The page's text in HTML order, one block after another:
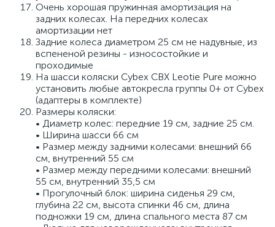
Очень хорошая пружинная амортизация на
задних колесах. На передних колесах
амортизации нет
Задние колеса диаметром 25 см не надувные, из
вспененой резины - износостойкие и
проходимые
На шасси коляски Cybex CBX Leotie Pure можно
установить любые автокресла группы 0+ от Cybex
(адаптеры в комплекте)
Размеры коляски:
• Диаметр колес: передние 19 см, задние 25 см.
• Ширина шасси 66 см
• Размер между задними колесами: внешний 66
см, внутренний 55 см
• Размер между передними колесами: внешний
55 см, внутренний 35,5 см
• Прогулочный блок: ширина сиденья 29 см,
глубина 22 см, высота спинки 46 см, длина
подножки 19 см, длина спального места 87 см